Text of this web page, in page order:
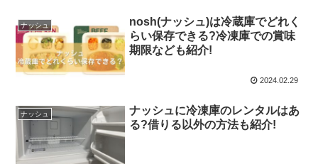
ナッシュ
nosh(ナッシュ)は冷蔵庫でどれく
らい保存できる?冷凍庫での賞味
期限なども紹介!
2024.02.29
ナッシュ
ナッシュに冷凍庫のレンタルはあ
る?借りる以外の方法も紹介!